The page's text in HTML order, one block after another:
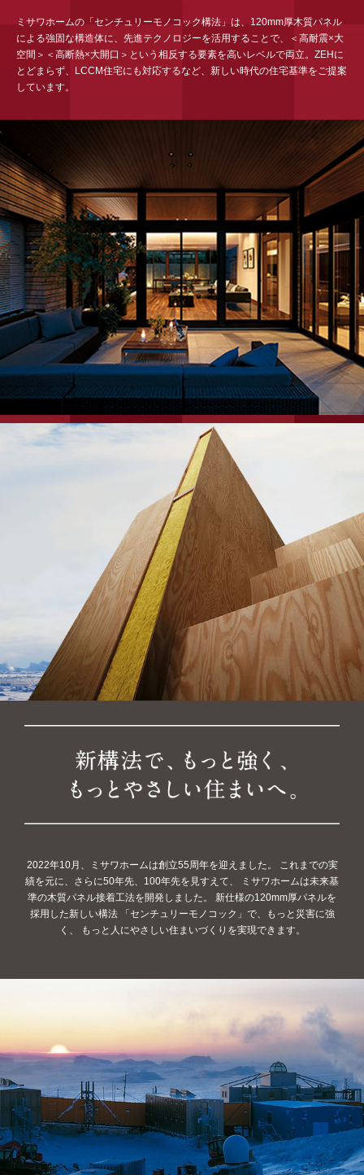
ミサワホームの「センチュリーモノコック構法」は、120mm厚木質パネル
による強固な構造体に、先進テクノロジーを活用することで、＜高耐震×大
空間＞＜高断熱×大開口＞という相反する要素を高いレベルで両立。ZEHに
とどまらず、LCCM住宅にも対応するなど、新しい時代の住宅基準をご提案
しています。
2022年10月、ミサワホームは創立55周年を迎えました。
これまでの実
績を元に、さらに50年先、100年先を見すえて、
ミサワホームは未来基
準の木質パネル接着工法を開発しました。
新仕様の120mm厚パネルを
採用した新しい構法「センチュリーモノコック」で、もっと災害に強
く、
もっと人にやさしい住まいづくりを実現できます。